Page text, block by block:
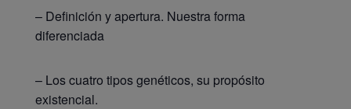
– Definición y apertura. Nuestra forma
diferenciada
– Los cuatro tipos genéticos, su propósito
existencial.